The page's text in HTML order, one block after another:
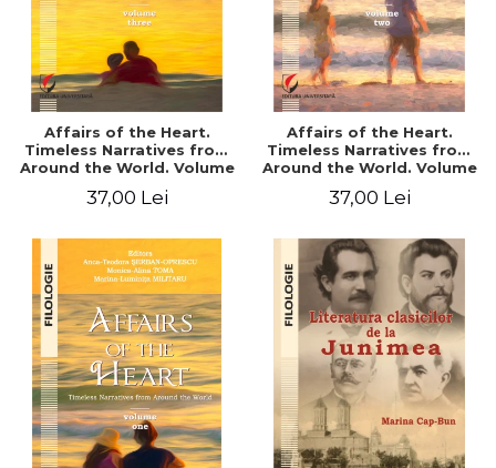
Affairs of the Heart.
Timeless Narratives from
Around the World. Volume
37,00 Lei
Affairs of the Heart.
Timeless Narratives from
Around the World. Volume
37,00 Lei